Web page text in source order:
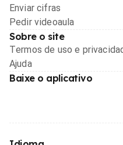
Enviar cifras
Pedir videoaula
Sobre o site
Termos de uso e
Ajuda
Baixe o aplicativo